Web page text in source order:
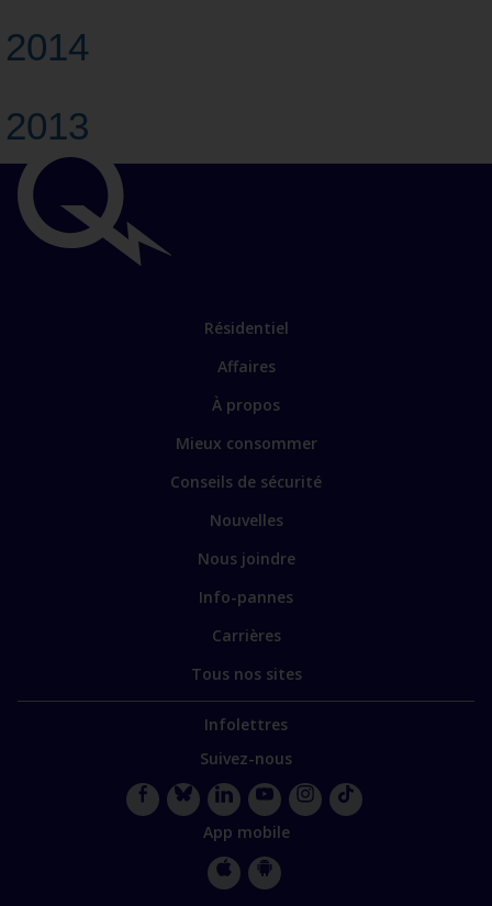
2014
2013
importants
Lien
les
principales
Résidentiel
Affaires
Lien
certains
sites
À propos
Mieux consommer
Conseils de sécurité
Nouvelles
Nous joindre
Info-pannes
Carrières
Tous nos sites
Infolettres
Suivez-nous
BlueskyLinkedInYouTube
App mobile